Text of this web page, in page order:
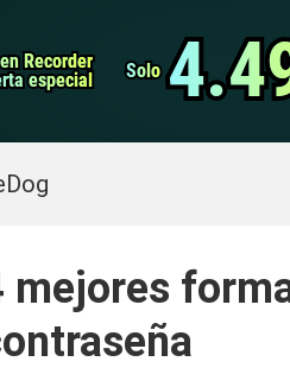
Recorder
Recorder
especial
especial Solo
Solo
iPhone
necesitar:
mejores